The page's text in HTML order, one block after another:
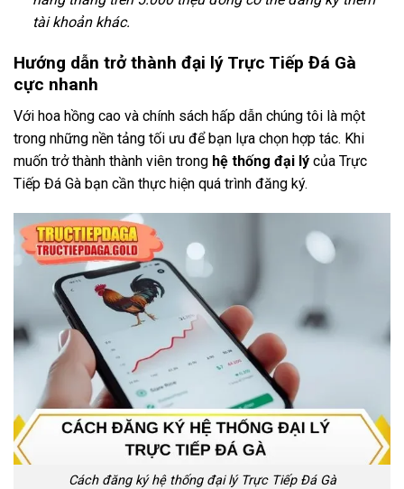
tài khoản khác.
Hướng dẫn trở thành đại lý Trực Tiếp Đá Gà
cực nhanh
Với hoa hồng cao và chính sách hấp dẫn chúng tôi là một
trong những nền tảng tối ưu để bạn lựa chọn hợp tác. Khi
muốn trở thành thành viên trong hệ thống đại lý của Trực
Tiếp Đá Gà bạn cần thực hiện quá trình đăng ký.
Cách đăng ký hệ thống đại lý Trực Tiếp Đá Gà